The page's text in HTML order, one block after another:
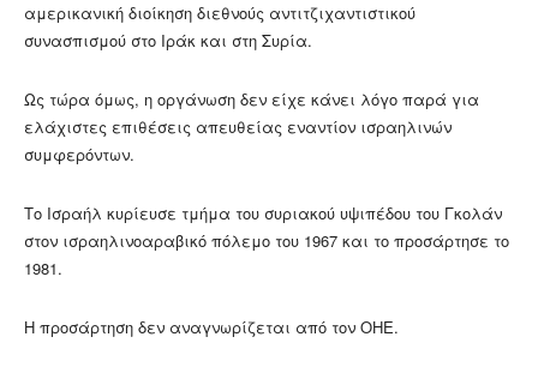
αμερικανική διοίκηση διεθνούς αντιτζιχαντιστικού
συνασπισμού στο Ιράκ και στη Συρία.
Ως τώρα όμως, η οργάνωση δεν είχε κάνει λόγο παρά για
ελάχιστες επιθέσεις απευθείας εναντίον ισραηλινών
συμφερόντων.
Το Ισραήλ κυρίευσε τμήμα του συριακού υψιπέδου του Γκολάν
στον ισραηλινοαραβικό πόλεμο του 1967 και το προσάρτησε το
1981.
Η προσάρτηση δεν αναγνωρίζεται από τον ΟΗΕ.